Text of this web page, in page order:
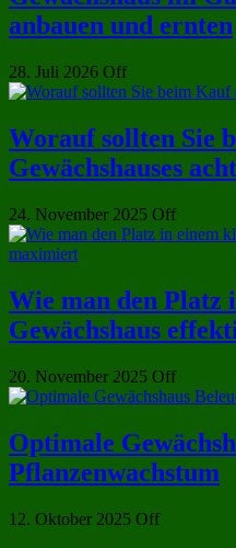
anbauen und ernten
28. Juli 2026 Off
Worauf sollten Sie
Gewächshauses
24. November 2025 Off
Wie man den Platz
Gewächshaus
20. November 2025 Off
Optimale
Pflanzenwachstum
12. Oktober 2025 Off